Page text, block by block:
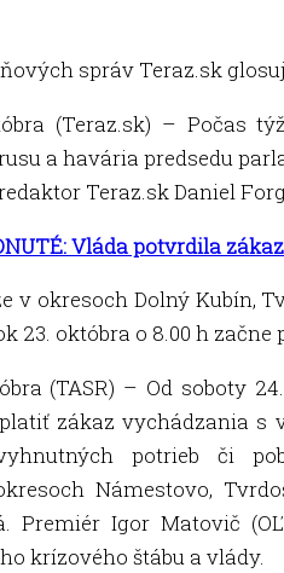
správ Teraz.sk
(Teraz.sk) – Počas
a havária predsedu
Teraz.sk Daniel
Vláda potvrdila
v okresoch Dolný Kubín,
23. októbra o 8.00 h
(TASR) – Od soboty
zákaz vychádzania s
potrieb či
Námestovo,
Premiér Igor Matovič
krízového štábu a vlády.